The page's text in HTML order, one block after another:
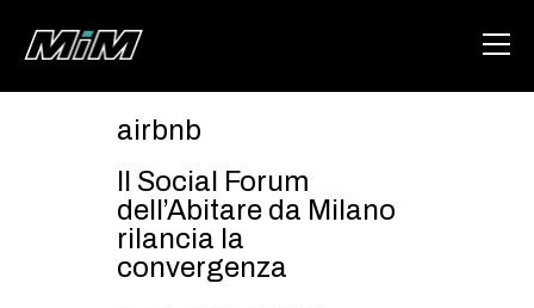
ABOUT
airbnb
Il Social Forum
dell’Abitare da Milano
rilancia la
convergenza